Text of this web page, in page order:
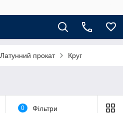
Латунний прокат Круг
0 Фільтри